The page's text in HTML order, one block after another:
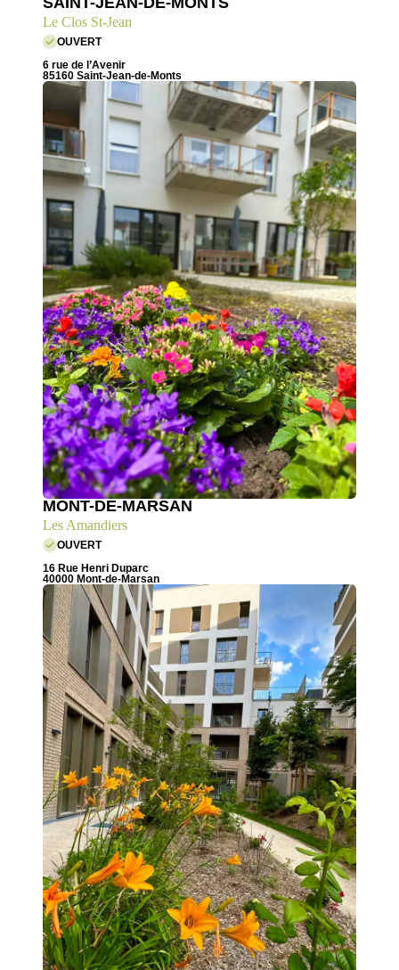
Le Clos St-Jean
OUVERT
6 rue de l’Avenir
85160 Saint-Jean-de-Monts
MONT-DE-MARSAN
Les Amandiers
OUVERT
16 Rue Henri Duparc
40000 Mont-de-Marsan